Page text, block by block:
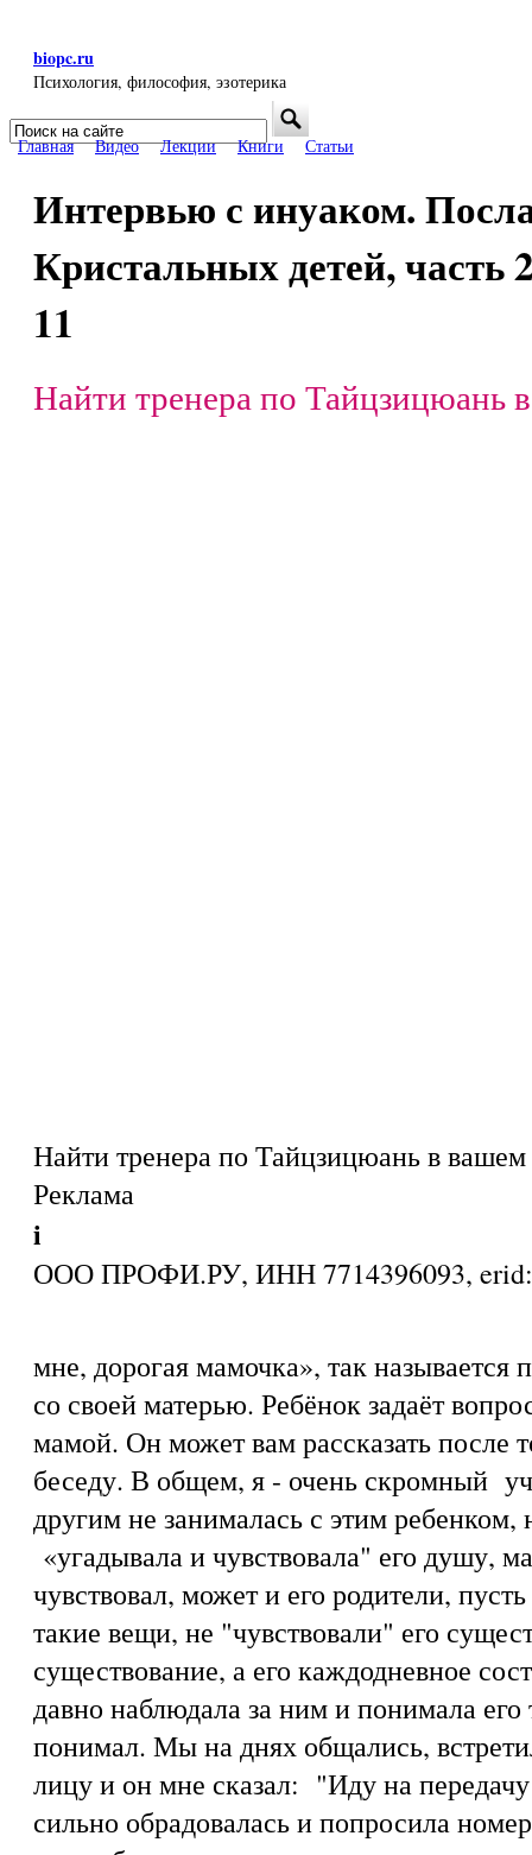
biopc.ru
Психология, философия, эзотерика
Форма поиска
Поиск
Главная Видео Лекции Книги Статьи
Интервью с инуаком.
Кристальных детей, часть
11
Найти тренера по Тайцзицюань
Найти тренера по Тайцзицюань в вашем
Реклама
i
ООО ПРОФИ.РУ, ИНН 7714396093,
мне, дорогая мамочка», так называется
со своей матерью. Ребёнок задаёт
мамой. Он может вам рассказать после
беседу. В общем, я - очень скромный
другим не занималась с этим ребенком,
«угадывала и чувствовала" его душу,
чувствовал, может и его родители,
такие вещи, не "чувствовали" его
существование, а его каждодневное
давно наблюдала за ним и понимала его
понимал. Мы на днях общались,
лицу и он мне сказал: "Иду на
сильно обрадовалась и попросила